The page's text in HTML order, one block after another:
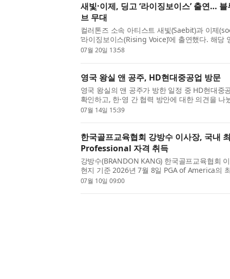
새빛·이제, 딩고 ‘라이징보이스’ 출연…
브 무대
컬러톤즈 소속 아티스트 새빛(Saebit)과 이제
‘라이징보이스(Rising Voice)’에 출연했다. 해
공식 유튜브 채널을 통해 공개됐으며, 두 아티
07월 20일 13:58
영국 왕실 앤 공주, HD현대중공업 방문
영국 왕실의 앤 공주가 방한 일정 중 HD현대중
확인하고, 한·영 간 협력 방안에 대한 의견을 나
영국 앤 공주와 티머시 로런스 경, 콜린 크룩스
07월 14일 15:39
한국골프교육협회 강방수 이사장, 국내
Professional 자격 취득
강방수(BRANDON KANG) 한국골프교육협회
현지 기준 2026년 7월 8일 PGA of America의
Professional’을 취득했다. PGA Master
07월 10일 09:00